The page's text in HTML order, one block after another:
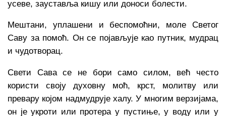
усеве, зауставља кишу или доноси болести.
Мештани, уплашени и беспомоћни, моле Светог
Саву за помоћ. Он се појављује као путник, мудрац
и чудотворац.
Свети Сава се не бори само силом, већ често
користи своју духовну моћ, крст, молитву или
превару којом надмудрује халу. У многим верзијама,
он је укроти или протера у пустиње, у воду или у